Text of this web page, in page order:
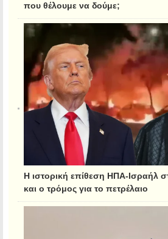
που θέλουμε να δούμε;
Η ιστορική επίθεση ΗΠΑ-Ισραήλ
και ο τρόμος για το πετρέλαιο